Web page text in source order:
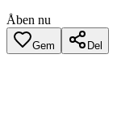
Åben nu
Gem Del